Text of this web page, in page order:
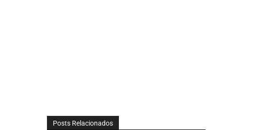
Posts Relacionados